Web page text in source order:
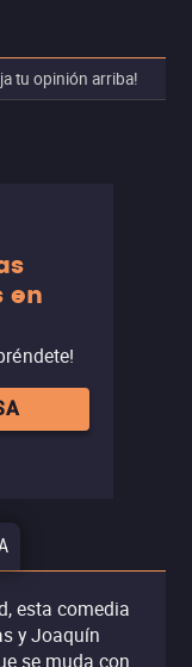
tu opinión arriba!
en
esta comedia
y Joaquín
se muda con